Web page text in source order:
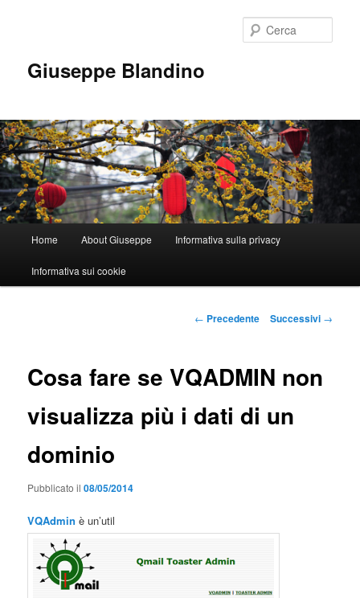
Giuseppe Blandino
principale
Home About Giuseppe Informativa sulla privacy
Informativa sui cookie
Navigazione
← Precedente Successivi →
Cosa fare se VQADMIN non
visualizza più i dati di un
dominio
Pubblicato il08/05/2014
VQAdmin è un’util